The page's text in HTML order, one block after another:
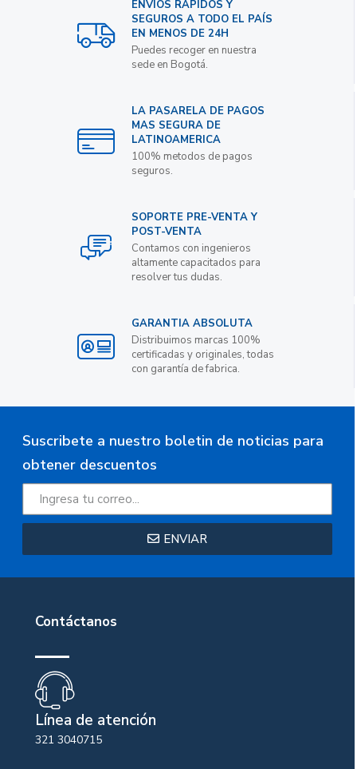
ENVIOS RAPIDOS Y
SEGUROS A TODO EL PAÍS
EN MENOS DE 24H
Puedes recoger en nuestra
sede en Bogotá.
LA PASARELA DE PAGOS
MAS SEGURA DE
LATINOAMERICA
100% metodos de pagos
seguros.
SOPORTE PRE-VENTA Y
POST-VENTA
Contamos con ingenieros
altamente capacitados para
resolver tus dudas.
GARANTIA ABSOLUTA
Distribuimos marcas 100%
certificadas y originales, todas
con garantía de fabrica.
Suscribete a nuestro boletin de noticias para
obtener descuentos
ENVIAR
Contáctanos
Línea de atención
321 3040715